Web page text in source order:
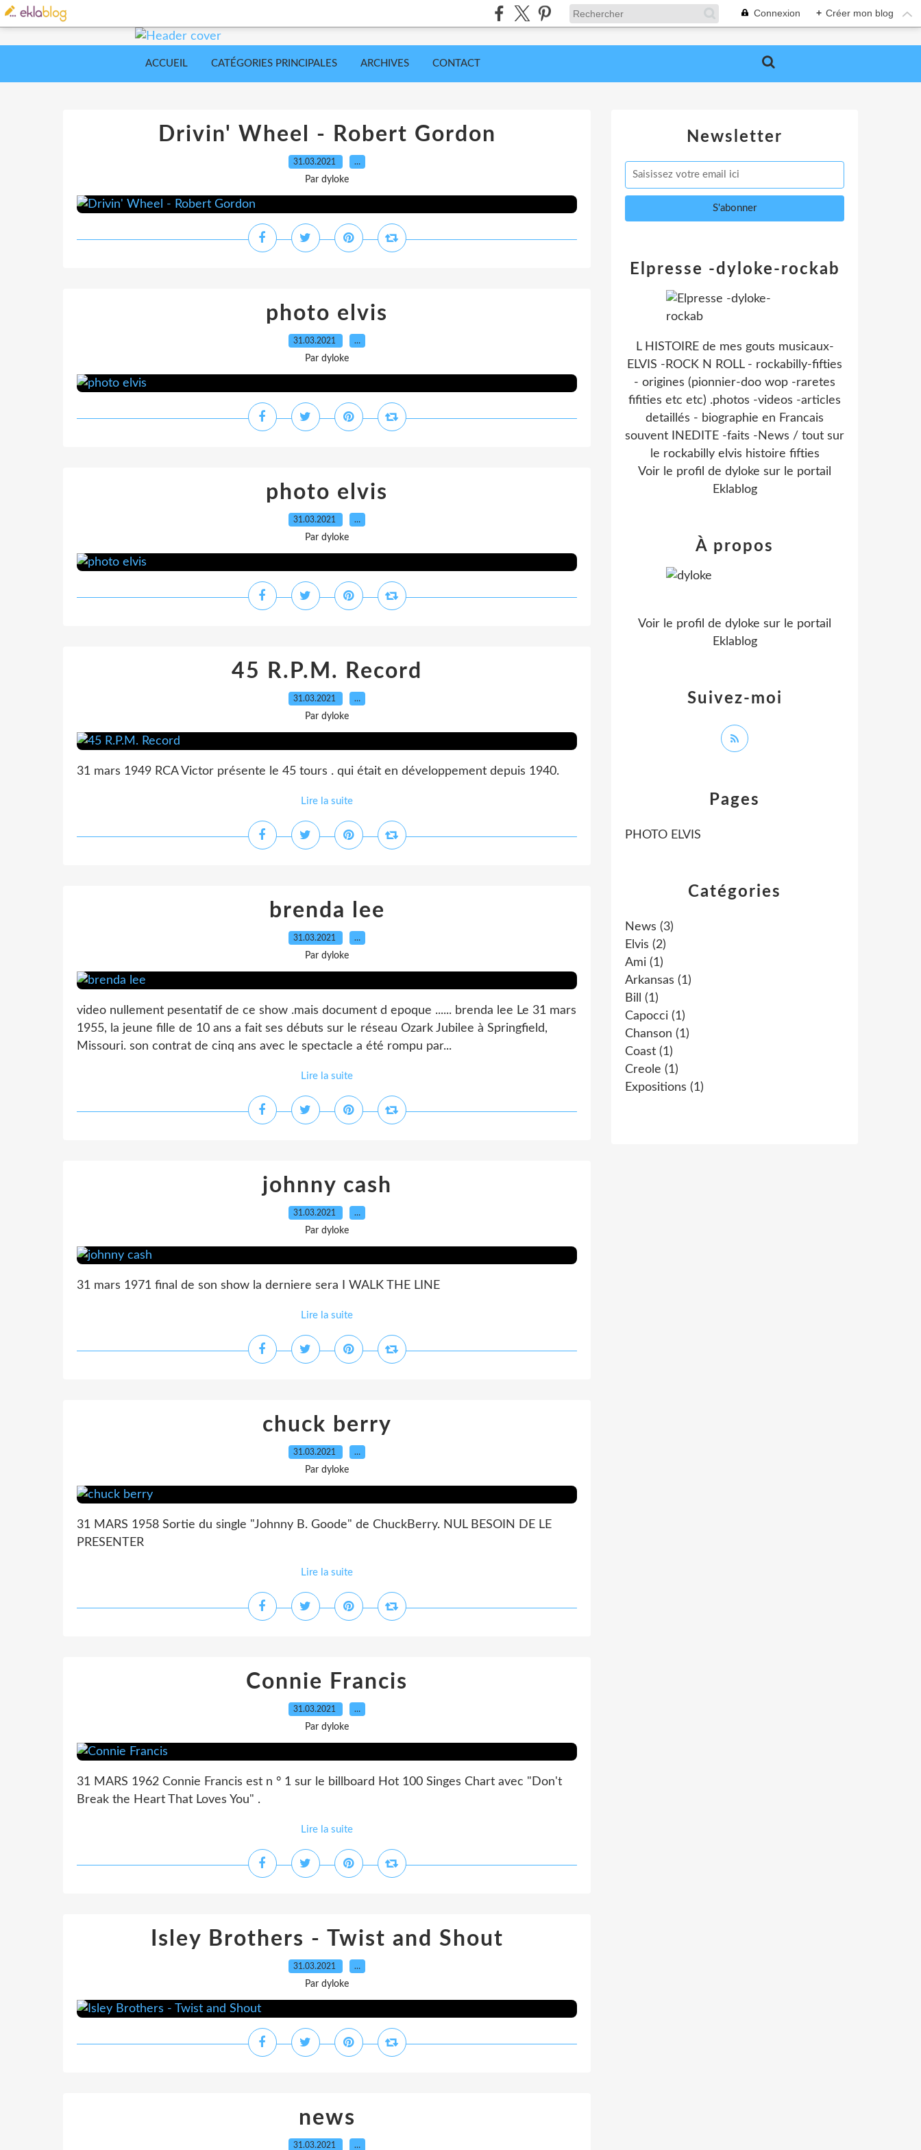
Connexion + Créer mon blog
ACCUEIL CATÉGORIES PRINCIPALES ARCHIVES CONTACT
Drivin' Wheel - Robert Gordon
31.03.2021 …
Par dyloke
photo elvis
31.03.2021 …
Par dyloke
photo elvis
31.03.2021 …
Par dyloke
45 R.P.M. Record
31.03.2021 …
Par dyloke
31 mars 1949 RCA Victor présente le 45 tours . qui était en développement depuis 1940.
Lire la suite
brenda lee
31.03.2021 …
Par dyloke
video nullement pesentatif de ce show .mais document d epoque ...... brenda lee Le 31 mars
1955, la jeune fille de 10 ans a fait ses débuts sur le réseau Ozark Jubilee à Springfield,
Missouri. son contrat de cinq ans avec le spectacle a été rompu par...
Lire la suite
johnny cash
31.03.2021 …
Par dyloke
31 mars 1971 final de son show la derniere sera I WALK THE LINE
Lire la suite
chuck berry
31.03.2021 …
Par dyloke
31 MARS 1958 Sortie du single "Johnny B. Goode" de ChuckBerry. NUL BESOIN DE LE
PRESENTER
Lire la suite
Connie Francis
31.03.2021 …
Par dyloke
31 MARS 1962 Connie Francis est n ° 1 sur le billboard Hot 100 Singes Chart avec "Don't
Break the Heart That Loves You" .
Lire la suite
Isley Brothers - Twist and Shout
31.03.2021 …
Par dyloke
news
31.03.2021 …
Newsletter
Catégories
News (3)
Elvis (2)
Ami (1)
Arkansas (1)
Bill
(1)
Capocci (1)
Chanson (1)
Coast (1)
Creole (1)
Expositions (1)
Pages
PHOTO ELVIS
Elpresse -dyloke-rockab
L HISTOIRE de mes gouts musicaux-
ELVIS -ROCK N ROLL - rockabilly-fifties
- origines (pionnier-doo wop -raretes
fifities etc etc) .photos -videos -articles
detaillés - biographie en Francais
souvent INEDITE -faits -News / tout sur
le rockabilly elvis histoire fifties
Voir le profil de dyloke sur le portail
Eklablog
Suivez-moi
À propos
Voir le profil de dyloke sur le portail
Eklablog